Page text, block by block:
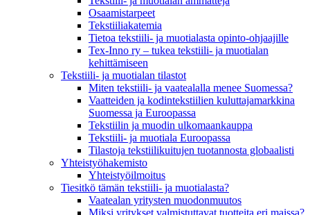
Osaamistarpeet
Tekstiiliakatemia
Tietoa tekstiili- ja muotialasta opinto-ohjaajille
Tex-Inno ry – tukea tekstiili- ja muotialan
kehittämiseen
Tekstiili- ja muotialan tilastot
Miten tekstiili- ja vaatealalla menee Suomessa?
Vaatteiden ja kodintekstiilien kuluttajamarkkina
Suomessa ja Euroopassa
Tekstiilin ja muodin ulkomaankauppa
Tekstiili- ja muotiala Euroopassa
Tilastoja tekstiilikuitujen tuotannosta globaalisti
Yhteistyö­hakemisto
Yhteistyöilmoitus
Tiesitkö tämän tekstiili- ja muotialasta?
Vaatealan yritysten muodonmuutos
Miksi yritykset valmistuttavat tuotteita eri maissa?